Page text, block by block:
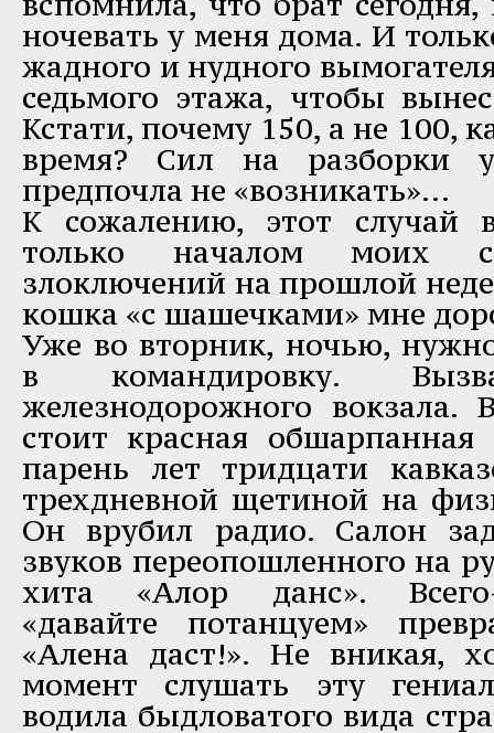
ночевать у меня дома. И
жадного и нудного
седьмого этажа, чтобы
Кстати, почему 150, а не 100,
время? Сил на
предпочла не «возникать»…
К сожалению, этот случай
только началом моих
злоключений на прошлой
кошка «с шашечками» мне
Уже во вторник, ночью,
в командировку.
железнодорожного
стоит красная
парень лет тридцати
трехдневной щетиной на
Он врубил радио. Салон
звуков переопошленного на
хита «Алор данс». Всего-
«давайте потанцуем»
«Алена даст!». Не вникая,
момент слушать эту
водила быдловатого вида